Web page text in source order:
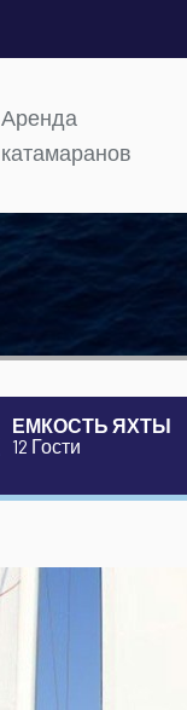
Аренда
катамаранов
ЕМКОСТЬ ЯХТЫ
12 Гости